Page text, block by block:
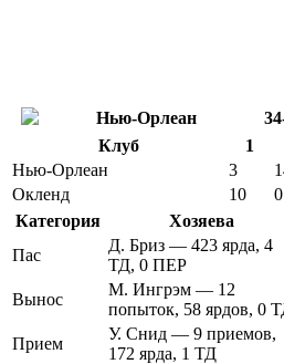
Нью-Орлеан
Клуб
1
Нью-Орлеан
3
Окленд
10 0
Категория
Хозяева
Пас
Д. Бриз — 423 ярда, 4
ТД, 0 ПЕР
Вынос
М. Ингрэм — 12
попыток, 58 ярдов, 0
Прием
У. Снид — 9 приемов,
172 ярда, 1 ТД